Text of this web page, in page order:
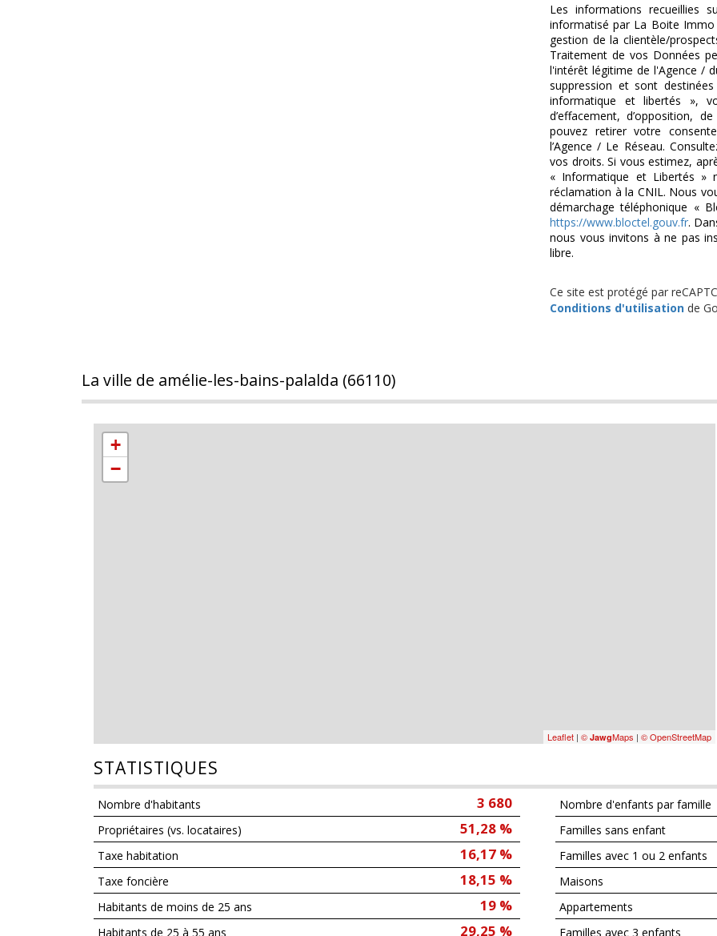
Les informations recueillies
informatisé par La Boite
gestion de la clientèle/
Traitement de vos Données
l'intérêt légitime de l'Agence /
suppression et sont
informatique et libertés »,
d’effacement, d’opposition,
pouvez retirer votre
l’Agence / Le Réseau.
vos droits. Si vous estimez,
« Informatique et Libertés »
réclamation à la CNIL. Nous
démarchage téléphonique «
https://www.bloctel.gouv.fr.
nous vous invitons à ne pas
libre.
Ce site est protégé par
Conditions d'utilisation de
la ville de amélie-les-bains-palalda (66110)
+
−
Leaflet | © JawgMaps | © OpenStreetMap
STATISTIQUES
Nombre d'habitants 3 680
Propriétaires (vs. locataires) 51,28 %
Taxe habitation 16,17 %
Taxe foncière 18,15 %
Habitants de moins de 25 ans 19 %
Habitants de 25 à 55 ans 29,25 %
Nombre d'enfants par famille
Familles sans enfant
Familles avec 1 ou 2 enfants
Maisons
Appartements
Familles avec 3 enfants